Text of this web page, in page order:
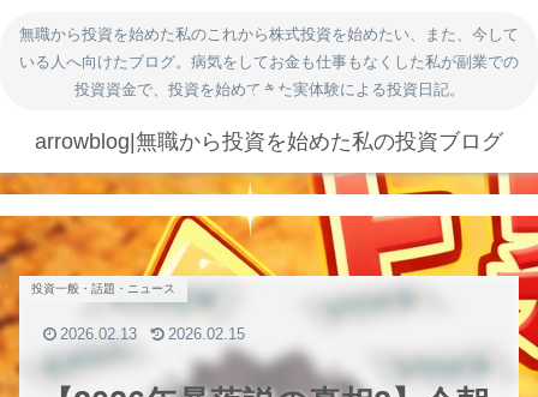
無職から投資を始めた私のこれから株式投資を始めたい、また、今して
いる人へ向けたブログ。病気をしてお金も仕事もなくした私が副業での
投資資金で、投資を始めてきた実体験による投資日記。
arrowblog|無職から投資を始めた私の投資ブログ
投資一般・話題・ニュース
2026.02.13 2026.02.15